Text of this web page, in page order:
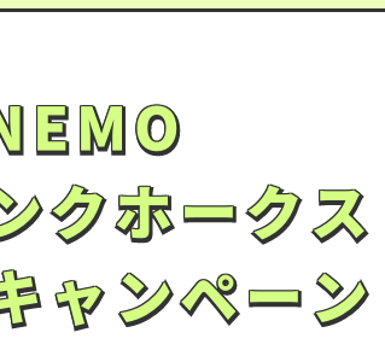
クホークス
ャンペーン
クホークス
ャンペーン